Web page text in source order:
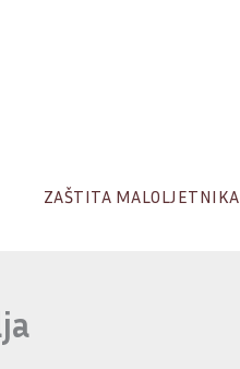
ZAŠTITA MALOLJETNIKA